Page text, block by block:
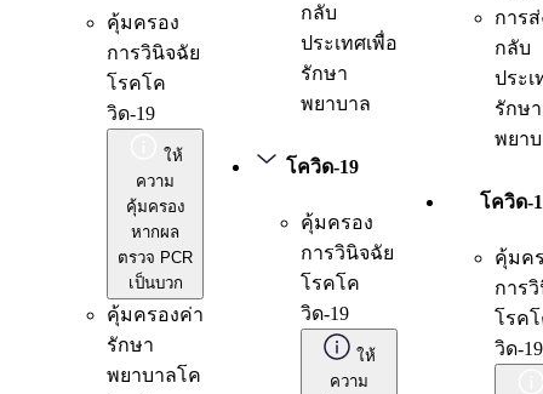
คุ้มครอง
การวินิจฉัย
โรคโค
วิด-19
ให้
ความ
คุ้มครอง
หากผล
ตรวจ PCR
เป็นบวก
คุ้มครองค่า
รักษา
พยาบาลโค
กลับ
ประเทศเพื่อ
รักษา
พยาบาล
โควิด-19
คุ้มครอง
การวินิจฉัย
โรคโค
วิด-19
ให้
ความ
การ
กลับ
ประเ
รักษา
พยา
โควิด-
คุ้มค
การ
โรค
วิด-19